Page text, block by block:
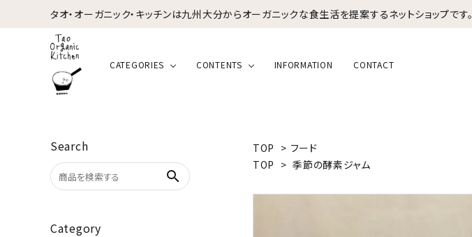
タオ・オーガニック・キッチンは九州大分からオーガニックな食生活を提案するネットショップです。
CATEGORIES CONTENTS INFORMATION CONTACT
TOP > フード
TOP > 季節の酵素ジャム
Search
search
Category